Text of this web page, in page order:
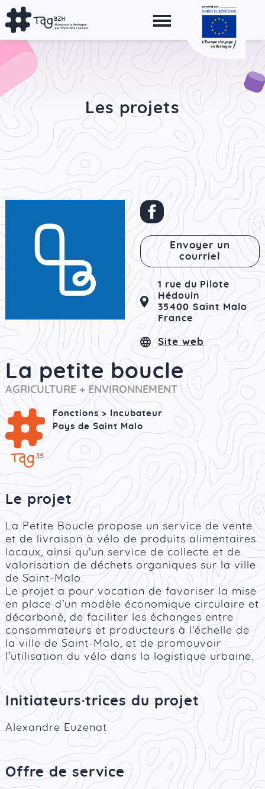
Aller
au
contenu
principal
Les projets
Envoyer un
courriel
1 rue du Pilote
Hédouin
35400 Saint Malo
France
Site web
La petite boucle
AGRICULTURE + ENVIRONNEMENT
Fonctions > Incubateur
Pays de Saint Malo
Le projet
La Petite Boucle propose un service de vente
et de livraison à vélo de produits alimentaires
locaux, ainsi qu'un service de collecte et de
valorisation de déchets organiques sur la ville
de Saint-Malo.
Le projet a pour vocation de favoriser la mise
en place d’un modèle économique circulaire et
décarboné, de faciliter les échanges entre
consommateurs et producteurs à l'échelle de
la ville de Saint-Malo, et de promouvoir
l'utilisation du vélo dans la logistique urbaine.
Initiateurs·trices du projet
Alexandre Euzenat
Offre de service